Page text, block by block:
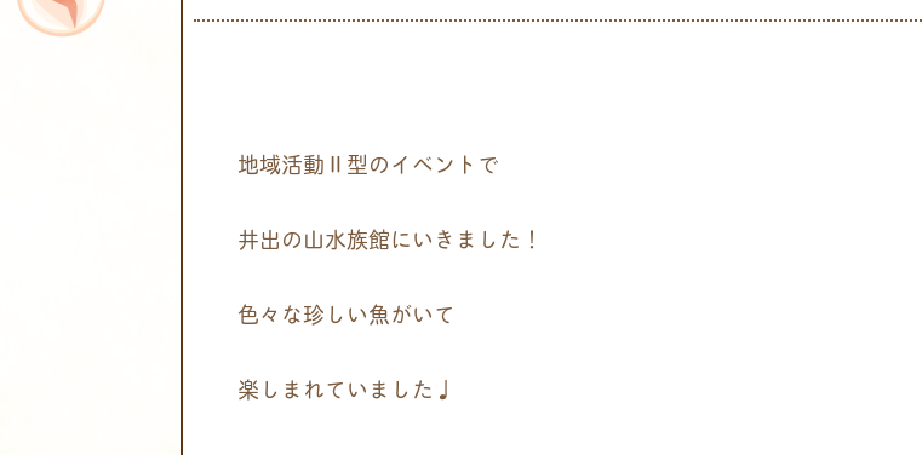
地域活動Ⅱ型のイベントで
井出の山水族館にいきました！
色々な珍しい魚がいて
楽しまれていました♩